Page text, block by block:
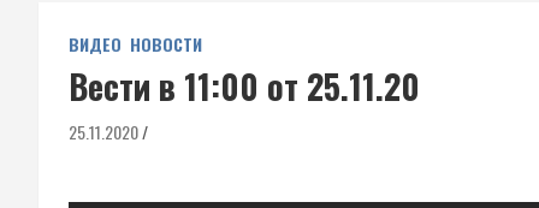
ВИДЕО НОВОСТИ
Вести в 11:00 от 25.11.20
25.11.2020